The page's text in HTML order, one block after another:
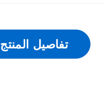
تفاصيل المنتج